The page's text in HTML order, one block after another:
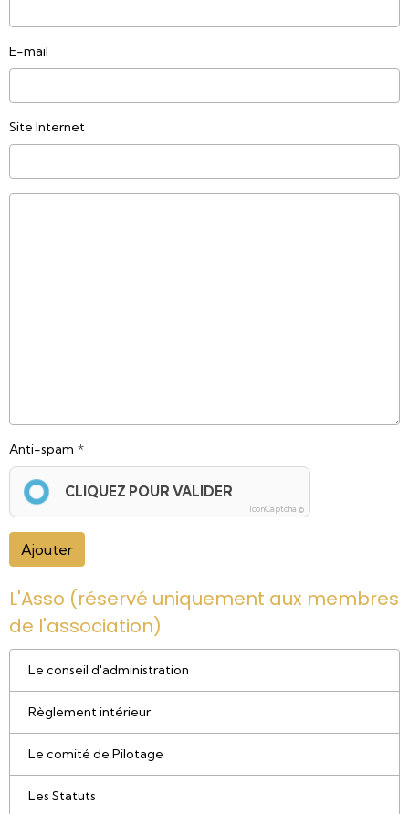
E-mail
Site Internet
Anti-spam
CLIQUEZ POUR VALIDER
IconCaptcha ©
Ajouter
L'Asso (réservé uniquement aux membres
de l'association)
Le conseil d'administration
Règlement intérieur
Le comité de Pilotage
Les Statuts